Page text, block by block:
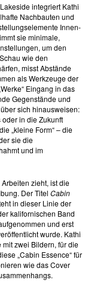
integriert Kathi
Nachbauten und
Innen-
sie minimale,
um den
wie den
misst Abstände
als Werkzeuge der
Eingang in das
Gegenstände und
sich hinausweisen:
in die Zukunft
„kleine Form“ – die
sie die
und im
zieht, ist die
Der Titel Cabin
in dieser Linie der
kalifornischen Band
und erst
wurde. Kathi
zwei Bildern, für die
„Cabin Essence“ für
wie das Cover